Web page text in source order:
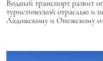
Водный транспорт развит
туристической отраслью и
Ладожскому и Онежскому